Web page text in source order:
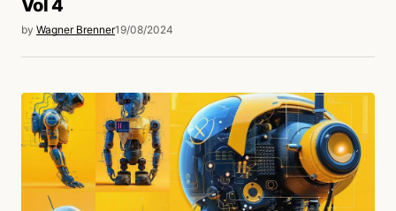
Vol 4
by Wagner Brenner19/08/2024